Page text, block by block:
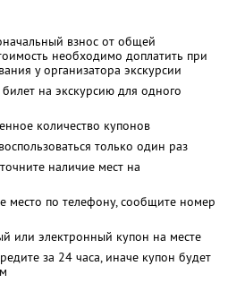
взнос от общей
необходимо доплатить при
у организатора экскурсии
на экскурсию для одного
количество купонов
только один раз
наличие мест на
место по телефону, сообщите номер
или электронный купон на месте
за 24 часа, иначе купон будет